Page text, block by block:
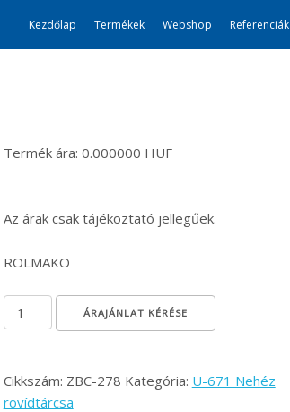
Kezdőlap Termékek Webshop Referenciák
Termék ára: 0.000000 HUF
Az árak csak tájékoztató jellegűek.
ROLMAKO
Csapszeg - támkerék mennyiség
ÁRAJÁNLAT KÉRÉSE
Cikkszám: ZBC-278 Kategória: U-671 Nehéz
rövídtárcsa